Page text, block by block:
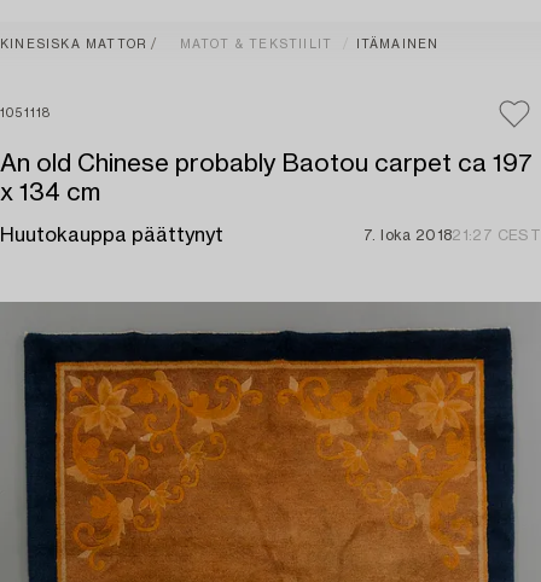
KINESISKA MATTOR MATOT & TEKSTIILIT ITÄMAINEN
1051118
An old Chinese probably Baotou carpet ca 197
x 134 cm
Huutokauppa päättynyt 7. loka 201821:27 CEST